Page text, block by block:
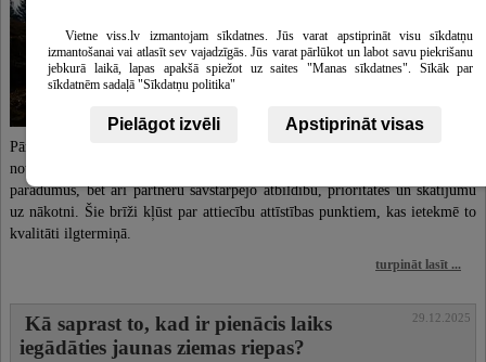
Pāra attiecības veidojas un nostiprinās laika gaitā, taču noteikti dzīves
notikumi tām piešķir jaunu nozīmi un dziļumu. Tie maina ne tikai ikdienas
paradumus, bet arī partneru savstarpējo atbildību, prioritātes un skatījumu
uz nākotni. Šie brīži kļūst par attiecību attīstības punktiem, kas ietekmē to
kvalitāti ilgtermiņā.
turpināt lasīt ...
Kā saprast to, kad ir pienācis laiks
iegādāties jaunas ziemas riepas?
29.12.2025
Vietne viss.lv izmantojam sīkdatnes. Jūs varat apstiprināt visu sīkdatņu
izmantošanai vai atlasīt sev vajadzīgās. Jūs varat pārlūkot un labot savu piekrišanu
jebkurā laikā, lapas apakšā spiežot uz saites "Manas sīkdatnes". Sīkāk par
sīkdatnēm sadaļā "Sīkdatņu politika"
Pielāgot izvēli Apstiprināt visas